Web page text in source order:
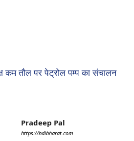
कम तौल पर पेट्रोल पम्प का संचालन
Pradeep Pal
https://hdibharat.com